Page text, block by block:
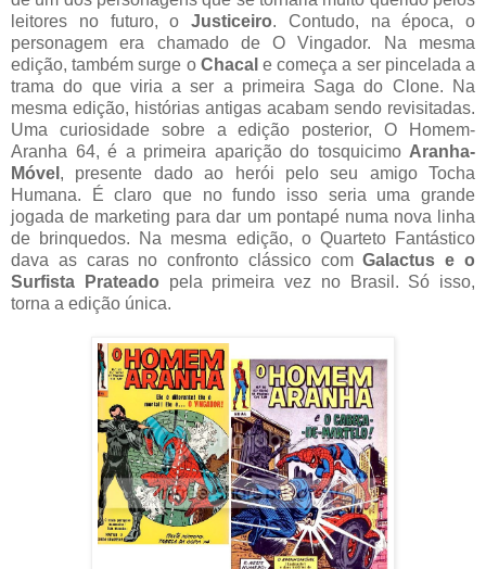
leitores no futuro, o Justiceiro. Contudo, na época, o
personagem era chamado de O Vingador. Na mesma
edição, também surge o Chacal e começa a ser pincelada a
trama do que viria a ser a primeira Saga do Clone. Na
mesma edição, histórias antigas acabam sendo revisitadas.
Uma curiosidade sobre a edição posterior, O Homem-
Aranha 64, é a primeira aparição do tosquicimo Aranha-
Móvel , presente dado ao herói pelo seu amigo Tocha
Humana. É claro que no fundo isso seria uma grande
jogada de marketing para dar um pontapé numa nova linha
de brinquedos. Na mesma edição, o Quarteto Fantástico
dava as caras no confronto clássico comGalactus e o
Surfista Prateado pela primeira vez no Brasil. Só isso,
torna a edição única.